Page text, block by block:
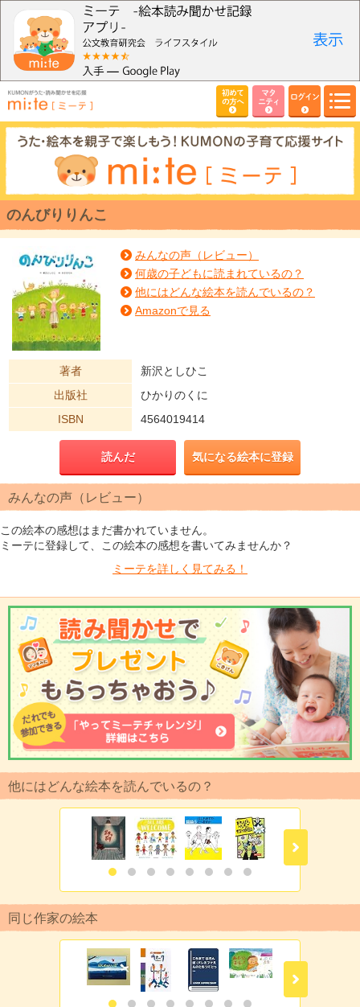
初めて
の方へ
マタ
ニティ
ログイン
のんびりりんこ
みんなの声（レビュー）
何歳の子どもに読まれているの？
他にはどんな絵本を読んでいるの？
Amazonで見る
著者
新沢としひこ
出版社
ひかりのくに
ISBN
4564019414
読んだ 気になる絵本に登録
みんなの声（レビュー）
この絵本の感想はまだ書かれていません。
ミーテに登録して、この絵本の感想を書いてみませんか？
ミーテを詳しく見てみる！
他にはどんな絵本を読んでいるの？
同じ作家の絵本